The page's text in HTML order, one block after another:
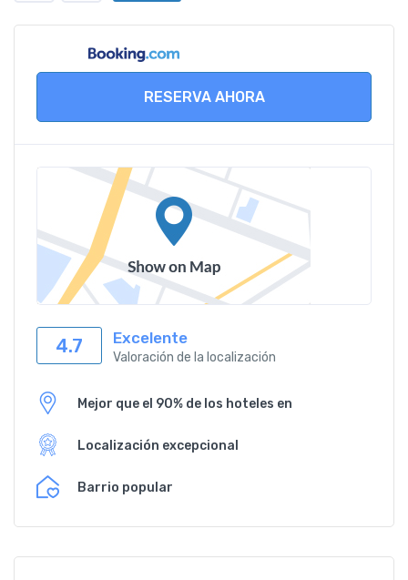
RESERVA AHORA
4.7 Excelente
Valoración de la localización
Mejor que el 90% de los hoteles en
Localización excepcional
Barrio popular